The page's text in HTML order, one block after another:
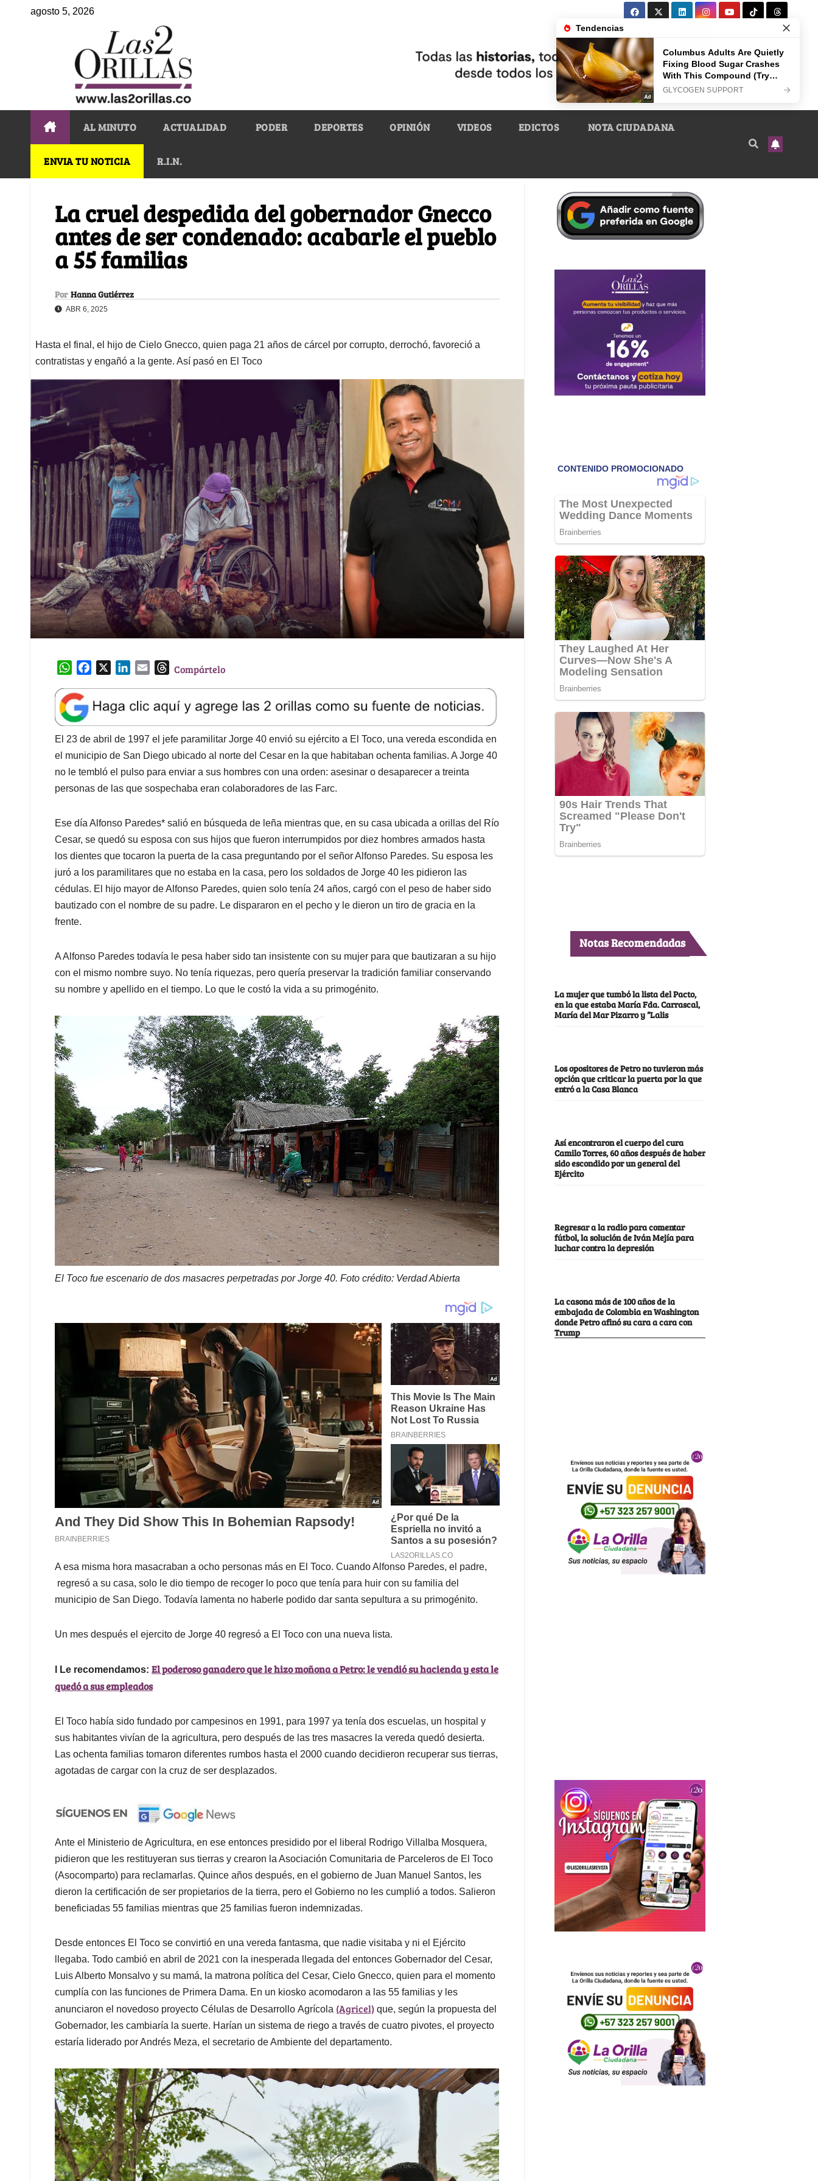
agosto 5, 2026
AL MINUTO ACTUALIDAD PODER DEPORTES OPINIÓN VIDEOS EDICTOS NOTA CIUDADANA
ENVIA TU NOTICIA R.I.N.
La cruel despedida del gobernador Gnecco
antes de ser condenado: acabarle el pueblo
a 55 familias
Por Hanna Gutiérrez
ABR 6, 2025
Hasta el final, el hijo de Cielo Gnecco, quien paga 21 años de cárcel por corrupto, derrochó, favoreció a
contratistas y engañó a la gente. Así pasó en El Toco
W
a
t
s
A
p
p
e
b
o
o
k
k
e
d
I
n
l
T
e
a
d
s
Compártelo
El 23 de abril de 1997 el jefe paramilitar Jorge 40 envió su ejército a El Toco, una vereda escondida en
el municipio de San Diego ubicado al norte del Cesar en la que habitaban ochenta familias. A Jorge 40
no le tembló el pulso para enviar a sus hombres con una orden: asesinar o desaparecer a treinta
personas de las que sospechaba eran colaboradores de las Farc.
Ese día Alfonso Paredes* salió en búsqueda de leña mientras que, en su casa ubicada a orillas del Río
Cesar, se quedó su esposa con sus hijos que fueron interrumpidos por diez hombres armados hasta
los dientes que tocaron la puerta de la casa preguntando por el señor Alfonso Paredes. Su esposa les
juró a los paramilitares que no estaba en la casa, pero los soldados de Jorge 40 les pidieron las
cédulas. El hijo mayor de Alfonso Paredes, quien solo tenía 24 años, cargó con el peso de haber sido
bautizado con el nombre de su padre. Le dispararon en el pecho y le dieron un tiro de gracia en la
frente.
A Alfonso Paredes todavía le pesa haber sido tan insistente con su mujer para que bautizaran a su hijo
con el mismo nombre suyo. No tenía riquezas, pero quería preservar la tradición familiar conservando
su nombre y apellido en el tiempo. Lo que le costó la vida a su primogénito.
El Toco fue escenario de dos masacres perpetradas por Jorge 40. Foto crédito: Verdad Abierta
A esa misma hora masacraban a ocho personas más en El Toco. Cuando Alfonso Paredes, el padre,
regresó a su casa, solo le dio tiempo de recoger lo poco que tenía para huir con su familia del
municipio de San Diego. Todavía lamenta no haberle podido dar santa sepultura a su primogénito.
Un mes después el ejercito de Jorge 40 regresó a El Toco con una nueva lista.
l Le recomendamos: El poderoso ganadero que le hizo moñona a Petro: le vendió su hacienda y esta le
quedó a sus empleados
El Toco había sido fundado por campesinos en 1991, para 1997 ya tenía dos escuelas, un hospital y
sus habitantes vivían de la agricultura, pero después de las tres masacres la vereda quedó desierta.
Las ochenta familias tomaron diferentes rumbos hasta el 2000 cuando decidieron recuperar sus tierras,
agotadas de cargar con la cruz de ser desplazados.
Ante el Ministerio de Agricultura, en ese entonces presidido por el liberal Rodrigo Villalba Mosquera,
pidieron que les restituyeran sus tierras y crearon la Asociación Comunitaria de Parceleros de El Toco
(Asocomparto) para reclamarlas. Quince años después, en el gobierno de Juan Manuel Santos, les
dieron la certificación de ser propietarios de la tierra, pero el Gobierno no les cumplió a todos. Salieron
beneficiadas 55 familias mientras que 25 familias fueron indemnizadas.
Desde entonces El Toco se convirtió en una vereda fantasma, que nadie visitaba y ni el Ejército
llegaba. Todo cambió en abril de 2021 con la inesperada llegada del entonces Gobernador del Cesar,
Luis Alberto Monsalvo y su mamá, la matrona política del Cesar, Cielo Gnecco, quien para el momento
cumplía con las funciones de Primera Dama. En un kiosko acomodaron a las 55 familias y les
anunciaron el novedoso proyecto Células de Desarrollo Agrícola (Agricel) que, según la propuesta del
Gobernador, les cambiaría la suerte. Harían un sistema de riego a través de cuatro pivotes, el proyecto
estaría liderado por Andrés Meza, el secretario de Ambiente del departamento.
Notas Recomendadas
La mujer que tumbó la lista del Pacto,
en la que estaba María Fda. Carrascal,
María del Mar Pizarro y “Lalis
Los opositores de Petro no tuvieron más
opción que criticar la puerta por la que
entró a la Casa Blanca
Así encontraron el cuerpo del cura
Camilo Torres, 60 años después de haber
sido escondido por un general del
Ejército
Regresar a la radio para comentar
fútbol, la solución de Iván Mejía para
luchar contra la depresión
La casona más de 100 años de la
embajada de Colombia en Washington
donde Petro afinó su cara a cara con
Trump